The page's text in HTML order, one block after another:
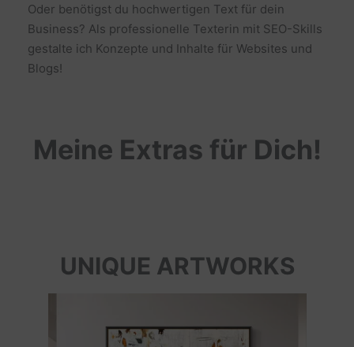
Oder benötigst du hochwertigen Text für dein
Business? Als professionelle Texterin mit SEO-Skills
gestalte ich Konzepte und Inhalte für Websites und
Blogs!
Meine Extras für Dich!
UNIQUE ARTWORKS